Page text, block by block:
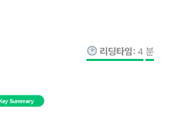
리딩타임: 4 분